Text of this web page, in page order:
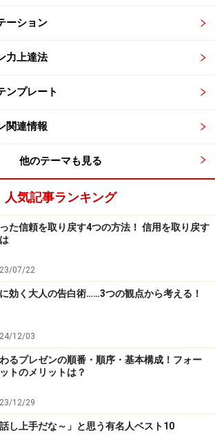
という気持ちにはならないでしょう？
ょう？
い方法が、「聞き手を好みの異性だと
す。心の奥底から笑顔がこぼれてしま
ーションを想像してみることですね。
のですが、先日写真を撮影してもらう
」と言ったときの、みんなの笑顔が素晴
。
らい、想像力は笑顔に影響するという
ーション
力上達法
ンプレート
関連情報
他のテーマも見る
人気記事ランキング
た信頼を取り戻す4つの方法！ 信用を取り戻す
07/22
効く大人の告白術……3つの観点から考える！
12/03
るプレゼンの順番・順序・基本構成！フォー
トのメリットは？
12/29
話し上手だな～」と思う有名人ベスト10